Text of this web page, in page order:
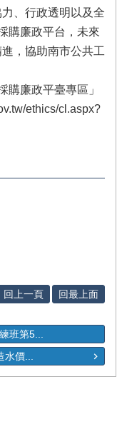
、行政透明以及全
購廉政平台，未來
，協助南市公共工
購廉政平臺專區」
ethics/cl.aspx?
回上一頁 回最上面
班第5...
水價...